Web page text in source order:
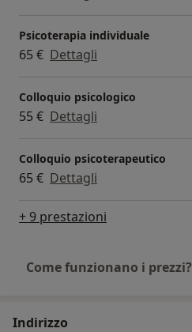
Psicoterapia individuale
65 € Dettagli
Colloquio psicologico
55 € Dettagli
Colloquio psicoterapeutico
65 € Dettagli
+ 9 prestazioni
Come funzionano i prezzi?
Indirizzo